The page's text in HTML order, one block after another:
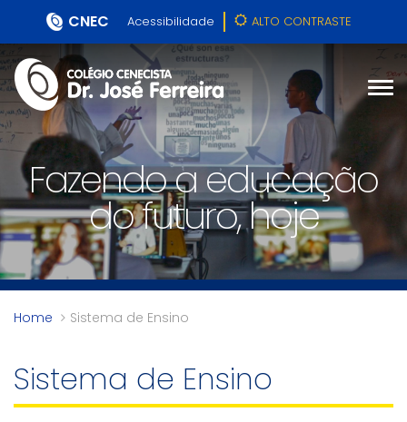
CNEC Acessibilidade ALTO CONTRASTE
Fazendo a educação
do futuro, hoje
Home Sistema de Ensino
Sistema de Ensino